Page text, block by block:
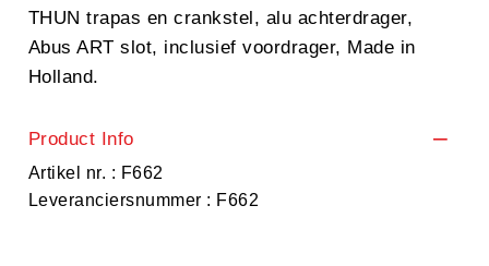
THUN trapas en crankstel, alu achterdrager,
Abus ART slot, inclusief voordrager, Made in
Holland.
Product Info
Artikel nr. : F662
Leveranciersnummer : F662